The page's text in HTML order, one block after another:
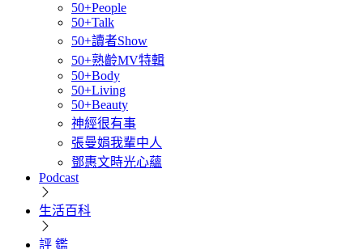
50+People
50+Talk
50+讀者Show
50+熟齡MV特輯
50+Body
50+Living
50+Beauty
神經很有事
張曼娟我輩中人
鄧惠文時光心蘊
Podcast
生活百科
評 鑑